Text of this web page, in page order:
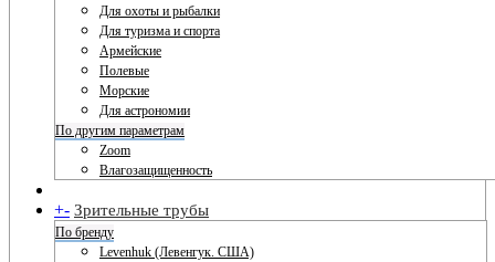
Для охоты и рыбалки
Для туризма и спорта
Армейские
Полевые
Морские
Для астрономии
По другим параметрам
Zoom
Влагозащищенность
+- Зрительные трубы
По бренду
Levenhuk (Левенгук. США)